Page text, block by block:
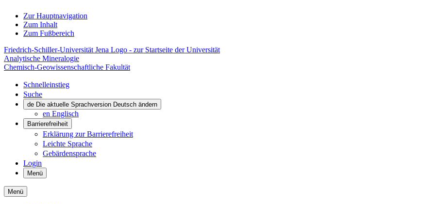
Zur Hauptnavigation
Zum Inhalt
Zum Fußbereich
Friedrich-Schiller-Universität Jena Logo - zur Startseite der Universität
Analytische Mineralogie
Chemisch-Geowissenschaftliche Fakultät
Schnelleinstieg
Suche
de Die aktuelle Sprachversion Deutsch ändern
en Englisch
Barrierefreiheit
Erklärung zur Barrierefreiheit
Leichte Sprache
Gebärdensprache
Login
Menü
Menü